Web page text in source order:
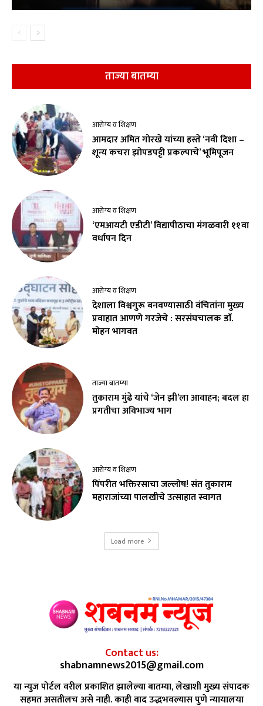
ताज्या बातम्या
आरोग्य व शिक्षण
आमदार अमित गोरखे यांच्या हस्ते ‘नवी दिशा –
शून्य कचरा झोपडपट्टी प्रकल्पाचे’ भूमिपूजन
आरोग्य व शिक्षण
‘एमआयटी एडीटी’ विद्यापीठाचा मंगळवारी ११वा
वर्धापन दिन
आरोग्य व शिक्षण
देशाला विश्वगुरू बनवण्यासाठी वंचितांना मुख्य
प्रवाहात आणणे गरजेचे : सरसंघचालक डाॅ.
मोहन भागवत
ताज्या बातम्या
तुकाराम मुंढे यांचे ‘जेन झी’ला आवाहन; बदल हा
प्रगतीचा अविभाज्य भाग
आरोग्य व शिक्षण
पिंपरीत भक्तिरसाचा जल्लोष! संत तुकाराम
महाराजांच्या पालखीचे उत्साहात स्वागत
Load more
Contact us:
shabnamnews2015@gmail.com
या न्युज पोर्टल वरील प्रकाशित झालेल्या बातम्या, लेखाशी मुख्य संपादक
सहमत असतीलच असे नाही. काही वाद उद्भभवल्यास पुणे न्यायालया